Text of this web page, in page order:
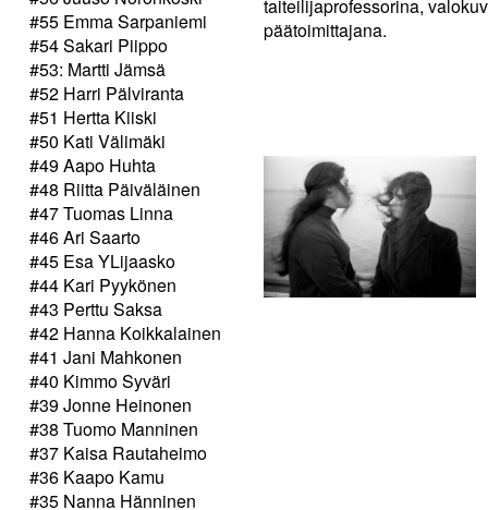
#55 Emma Sarpaniemi
#54 Sakari Piippo
#53: Martti Jämsä
#52 Harri Pälviranta
#51 Hertta Kiiski
#50 Kati Välimäki
#49 Aapo Huhta
#48 Riitta Päiväläinen
#47 Tuomas Linna
#46 Ari Saarto
#45 Esa YLijaasko
#44 Kari Pyykönen
#43 Perttu Saksa
#42 Hanna Koikkalainen
#41 Jani Mahkonen
#40 Kimmo Syväri
#39 Jonne Heinonen
#38 Tuomo Manninen
#37 Kaisa Rautaheimo
#36 Kaapo Kamu
#35 Nanna Hänninen
taiteilijaprofessorina,
päätoimittajana.